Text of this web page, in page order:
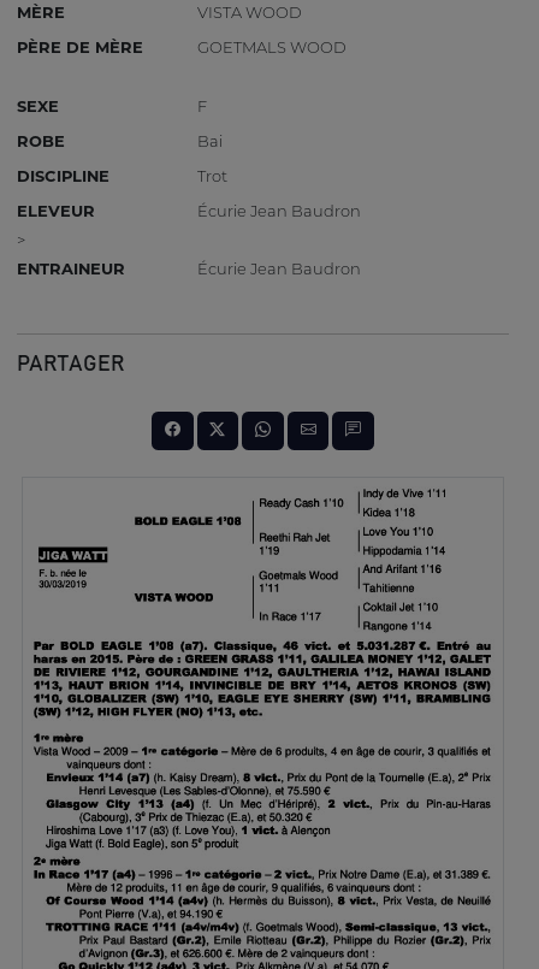
MÈRE
VISTA WOOD
PÈRE DE MÈRE
GOETMALS WOOD
SEXE
F
ROBE
Bai
DISCIPLINE
Trot
ELEVEUR
Écurie Jean Baudron
>
ENTRAINEUR
Écurie Jean Baudron
PARTAGER